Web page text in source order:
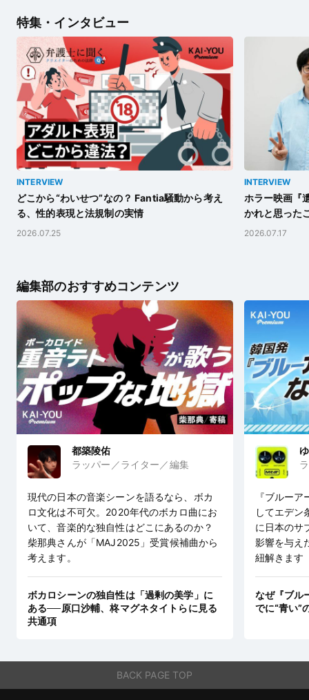
特集・インタビュー
INTERVIEW
どこから“わいせつ”なの？ Fantia騒動から考え
る、性的表現と法規制の実情
2026.07.25
INTERVIEW
ホラー映画『
かれと思った
2026.07.17
編集部のおすすめコンテンツ
都築陵佑
ラッパー／ライター／編集
現代の日本の音楽シーンを語るなら、ボカ
ロ文化は不可欠。2020年代のボカロ曲にお
いて、音楽的な独自性はどこにあるのか？
柴那典さんが「MAJ2025」受賞候補曲から
考えます。
ボカロシーンの独自性は「過剰の美学」に
ある──原口沙輔、柊マグネタイトらに見る
共通項
『ブルー
してエデン
に日本のサ
影響を与え
紐解きます
なぜ『ブル
でに“青い”
BACK PAGE TOP